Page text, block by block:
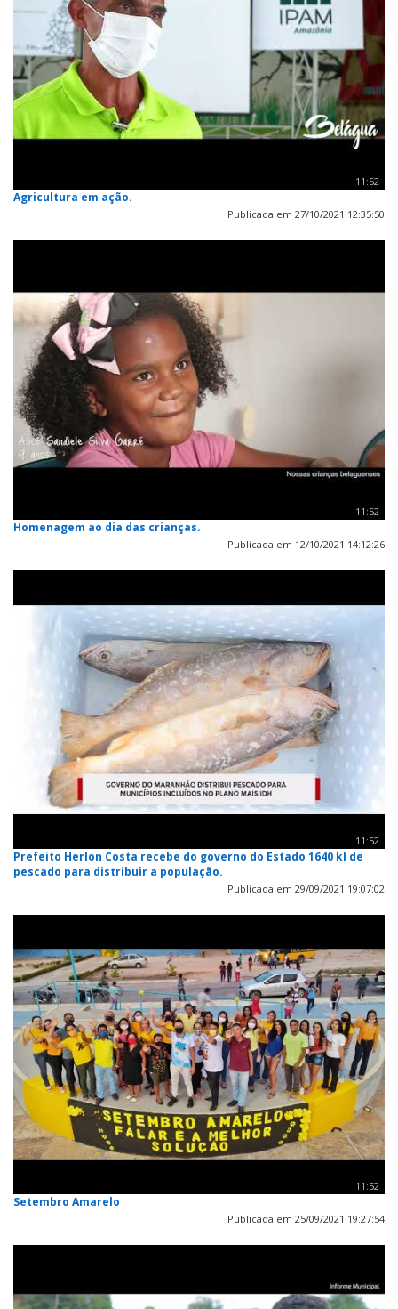
11:52
Agricultura em ação.
Publicada em 27/10/2021 12:35:50
11:52
Homenagem ao dia das crianças.
Publicada em 12/10/2021 14:12:26
11:52
Prefeito Herlon Costa recebe do governo do Estado 1640 kl de
pescado para distribuir a população.
Publicada em 29/09/2021 19:07:02
11:52
Setembro Amarelo
Publicada em 25/09/2021 19:27:54